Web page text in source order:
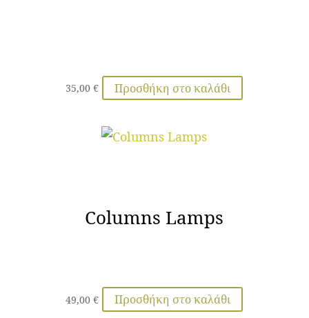
35,00€ Προσθήκη στο καλάθι
Columns Lamps
49,00€ Προσθήκη στο καλάθι